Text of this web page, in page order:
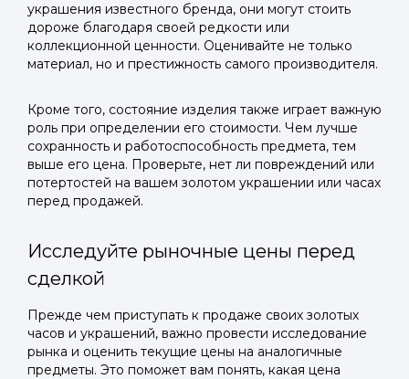
украшения известного бренда, они могут стоить
дороже благодаря своей редкости или
коллекционной ценности. Оценивайте не только
материал, но и престижность самого производителя.
Кроме того, состояние изделия также играет важную
роль при определении его стоимости. Чем лучше
сохранность и работоспособность предмета, тем
выше его цена. Проверьте, нет ли повреждений или
потертостей на вашем золотом украшении или часах
перед продажей.
Исследуйте рыночные цены перед
сделкой
Прежде чем приступать к продаже своих золотых
часов и украшений, важно провести исследование
рынка и оценить текущие цены на аналогичные
предметы. Это поможет вам понять, какая цена